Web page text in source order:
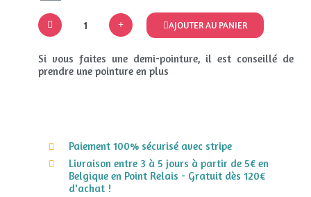
AJOUTER AU PANIER
Si vous faites une demi-pointure, il est conseillé de
prendre une pointure en plus
Paiement 100% sécurisé avec stripe
Livraison entre 3 à 5 jours à partir de 5€ en
Belgique en Point Relais - Gratuit dès 120€
d'achat !